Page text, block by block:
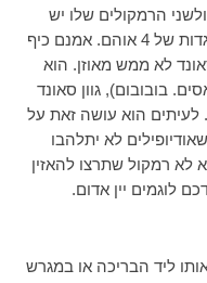
ל-20 קילוהרץ, ולשני הרמקולים שלו יש
דרייברים בקוטר 1.5 אינטש, בעלי התנגדות של 4 אוהם. אמנם כיף
לא ממש מאוזן. הוא
בובובום), גוון סאונד
לעיתים הוא עושה זאת על
לא יתלהבו
לא רמקול שתרצו להאזין
לוגמים יין אדום.
ליד הבריכה או במגרש